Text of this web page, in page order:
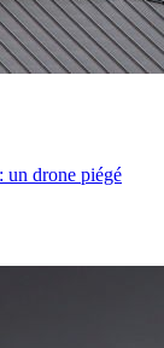
un drone piégé